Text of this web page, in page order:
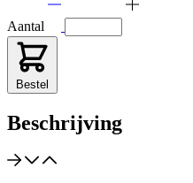
Aantal
Bestel
Beschrijving